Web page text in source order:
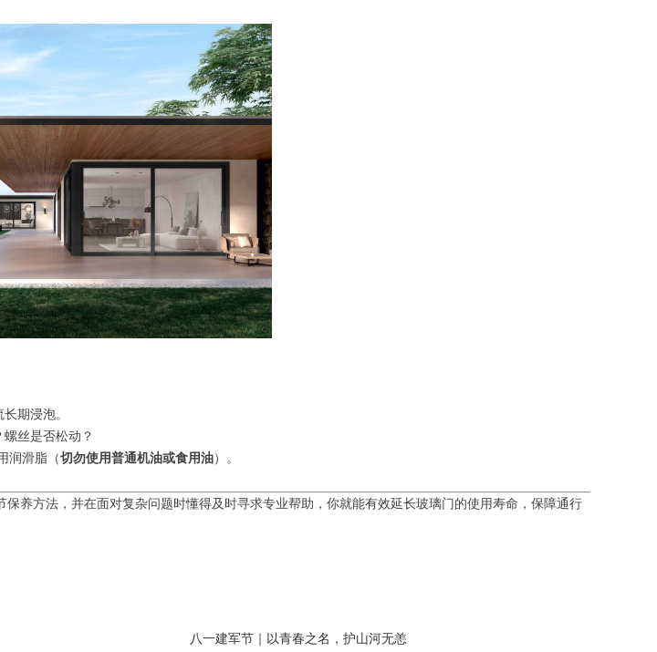
期浸泡。
丝是否松动？
润滑脂（切勿使用普通机油或食用油）。
养方法，并在面对复杂问题时懂得及时寻求专业帮助，你就能有效延长玻璃门的使用寿命，保障通行